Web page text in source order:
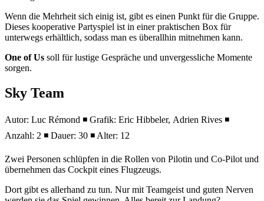
Wenn die Mehrheit sich einig ist, gibt es einen Punkt für die Gruppe.
Dieses kooperative Partyspiel ist in einer praktischen Box für
unterwegs erhältlich, sodass man es überallhin mitnehmen kann.
One of Us soll für lustige Gespräche und unvergessliche Momente
sorgen.
Sky Team
Autor: Luc Rémond ◾ Grafik: Eric Hibbeler, Adrien Rives ◾
Anzahl: 2 ◾ Dauer: 30 ◾ Alter: 12
Zwei Personen schlüpfen in die Rollen von Pilotin und Co-Pilot und
übernehmen das Cockpit eines Flugzeugs.
Dort gibt es allerhand zu tun. Nur mit Teamgeist und guten Nerven